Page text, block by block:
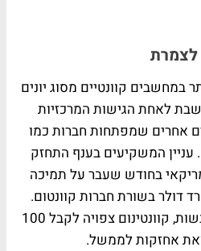
לצמרת
במחשבים קוונטיים מסוג יונים
לאחת הגישות המרכזיות
אחרים שמפתחות חברות כמו
IBM, גוגל, IonQ ו־D-Wave. עניין המשקיעים בענף התחזק
בחודש שעבר על תמיכה
מ־2 מיליארד דולר בשורת חברות קוונטום.
במסגרת ההסכמות המתגבשות, קוונטינום צפויה לקבל 100
אחזקות לממשל.